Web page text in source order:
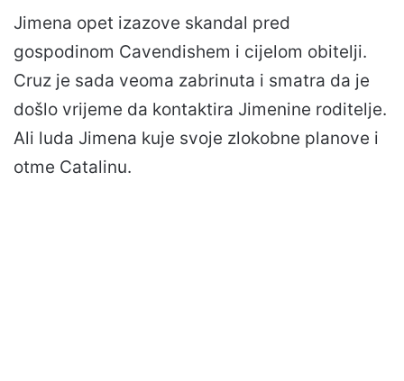
Jimena opet izazove skandal pred
gospodinom Cavendishem i cijelom obitelji.
Cruz je sada veoma zabrinuta i smatra da je
došlo vrijeme da kontaktira Jimenine roditelje.
Ali luda Jimena kuje svoje zlokobne planove i
otme Catalinu.